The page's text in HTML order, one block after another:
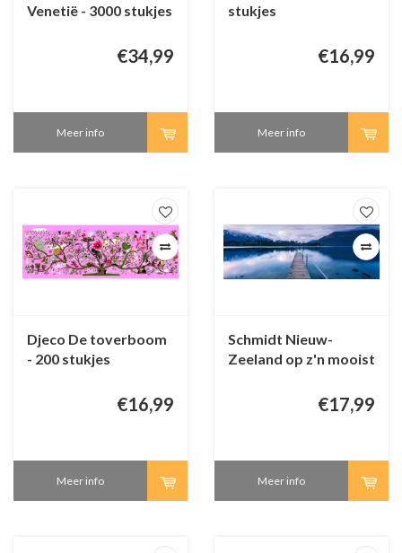
Venetië - 3000 stukjes
€34,99
Meer info
stukjes
€16,99
Meer info
Djeco De toverboom
- 200 stukjes
€16,99
Meer info
Schmidt Nieuw-
Zeeland op z'n mooist
€17,99
Meer info